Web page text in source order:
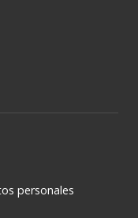
personales